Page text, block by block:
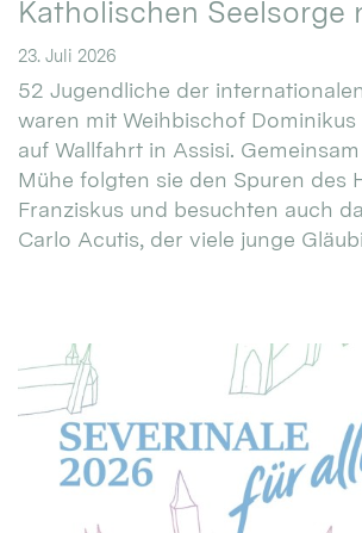
Katholischen Seelsorge
23. Juli 2026
52 Jugendliche der
waren mit Weihbischof
auf Wallfahrt in Assisi.
Mühe folgten sie den Spuren des
Franziskus und besuchten auch
Carlo Acutis, der viele junge